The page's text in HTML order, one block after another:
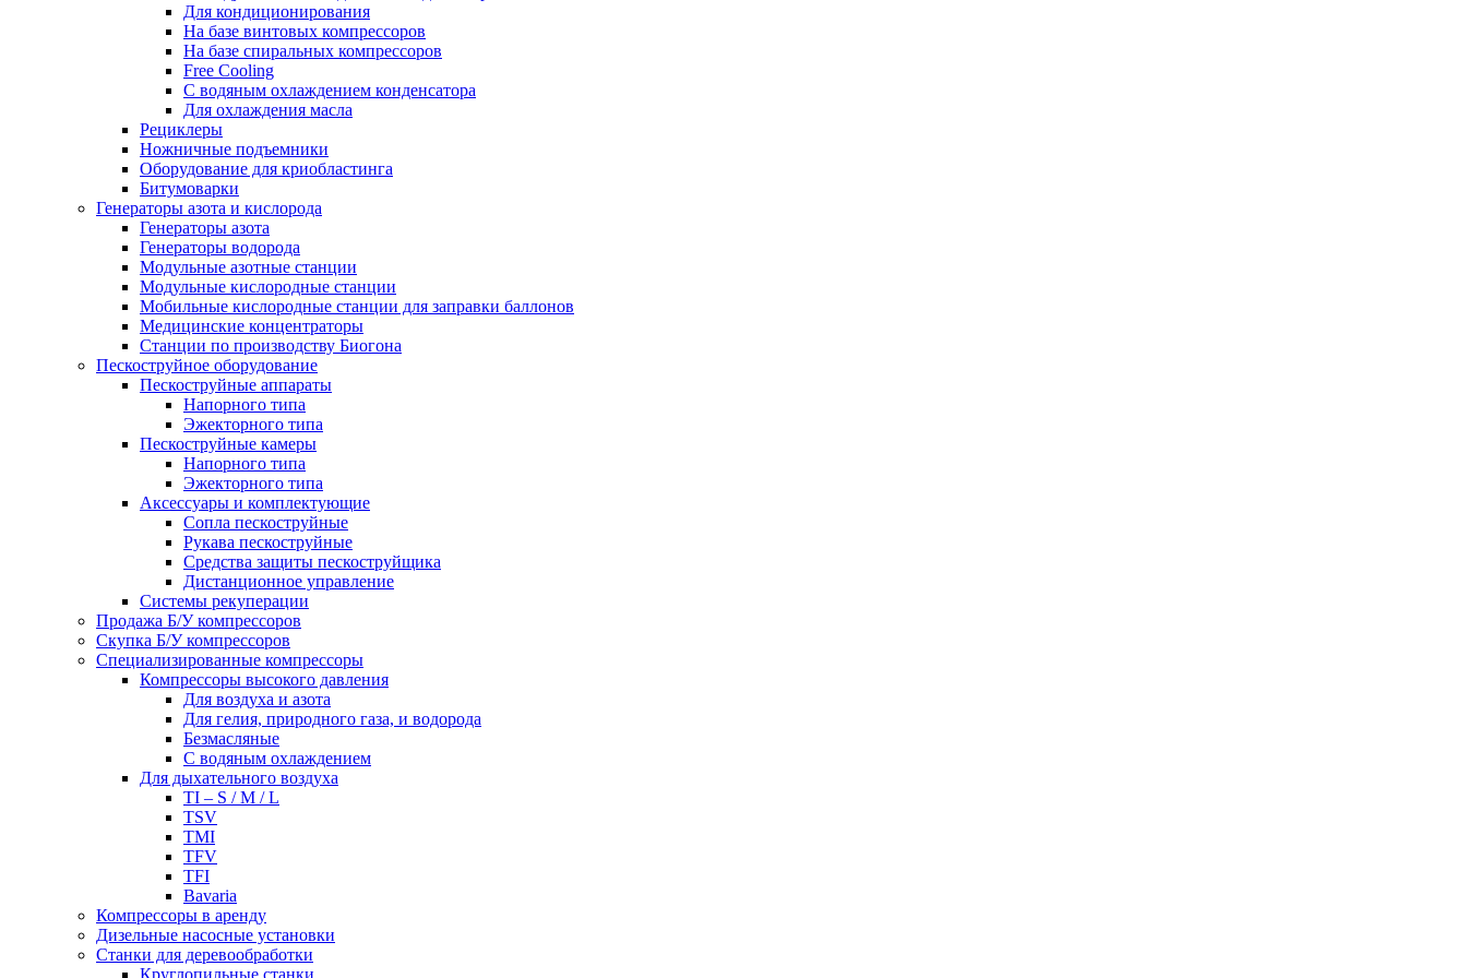
Для кондиционирования
На базе винтовых компрессоров
На базе спиральных компрессоров
Free Cooling
С водяным охлаждением конденсатора
Для охлаждения масла
Рециклеры
Ножничные подъемники
Оборудование для криобластинга
Битумоварки
Генераторы азота и кислорода
Генераторы азота
Генераторы водорода
Модульные азотные станции
Модульные кислородные станции
Мобильные кислородные станции для заправки баллонов
Медицинские концентраторы
Станции по производству Биогона
Пескоструйное оборудование
Пескоструйные аппараты
Напорного типа
Эжекторного типа
Пескоструйные камеры
Напорного типа
Эжекторного типа
Аксессуары и комплектующие
Сопла пескоструйные
Рукава пескоструйные
Средства защиты пескоструйщика
Дистанционное управление
Системы рекуперации
Продажа Б/У компрессоров
Скупка Б/У компрессоров
Специализированные компрессоры
Компрессоры высокого давления
Для воздуха и азота
Для гелия, природного газа, и водорода
Безмасляные
С водяным охлаждением
Для дыхательного воздуха
TI – S / M / L
TSV
TMI
TFV
TFI
Bavaria
Компрессоры в аренду
Дизельные насосные установки
Станки для деревообработки
Круглопильные станки